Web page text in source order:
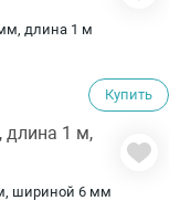
длина 1 м
Купить
м, шириной 6 мм